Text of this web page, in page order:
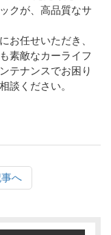
クが、高品質なサ
お任せいただき、
素敵なカーライフ
テナンスでお困り
談ください。
へ